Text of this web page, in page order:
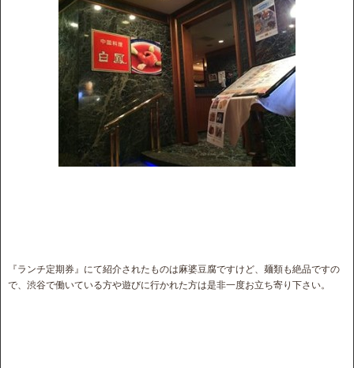
『ランチ定期券』にて紹介されたものは麻婆豆腐ですけど、麺類も絶品ですの
で、渋谷で働いている方や遊びに行かれた方は是非一度お立ち寄り下さい。